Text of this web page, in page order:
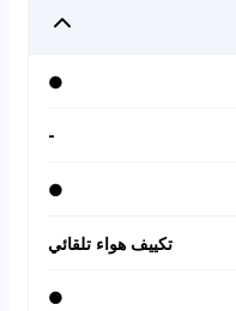
●
-
●
تكييف هواء تلقائي
●